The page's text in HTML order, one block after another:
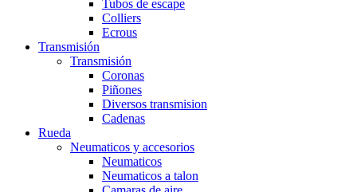
Tubos de escape
Colliers
Ecrous
Transmisión
Transmisión
Coronas
Piñones
Diversos transmision
Cadenas
Rueda
Neumaticos y accesorios
Neumaticos
Neumaticos a talon